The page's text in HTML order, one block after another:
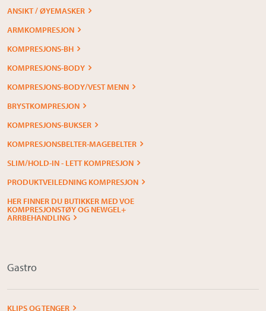
ANSIKT / ØYEMASKER
ARMKOMPRESJON
KOMPRESJONS-BH
KOMPRESJONS-BODY
KOMPRESJONS-BODY/VEST MENN
BRYSTKOMPRESJON
KOMPRESJONS-BUKSER
KOMPRESJONSBELTER-MAGEBELTER
SLIM/HOLD-IN - LETT KOMPRESJON
PRODUKTVEILEDNING KOMPRESJON
HER FINNER DU BUTIKKER MED VOE
KOMPRESJONSTØY OG NEWGEL+
ARRBEHANDLING
Gastro
KLIPS OG TENGER